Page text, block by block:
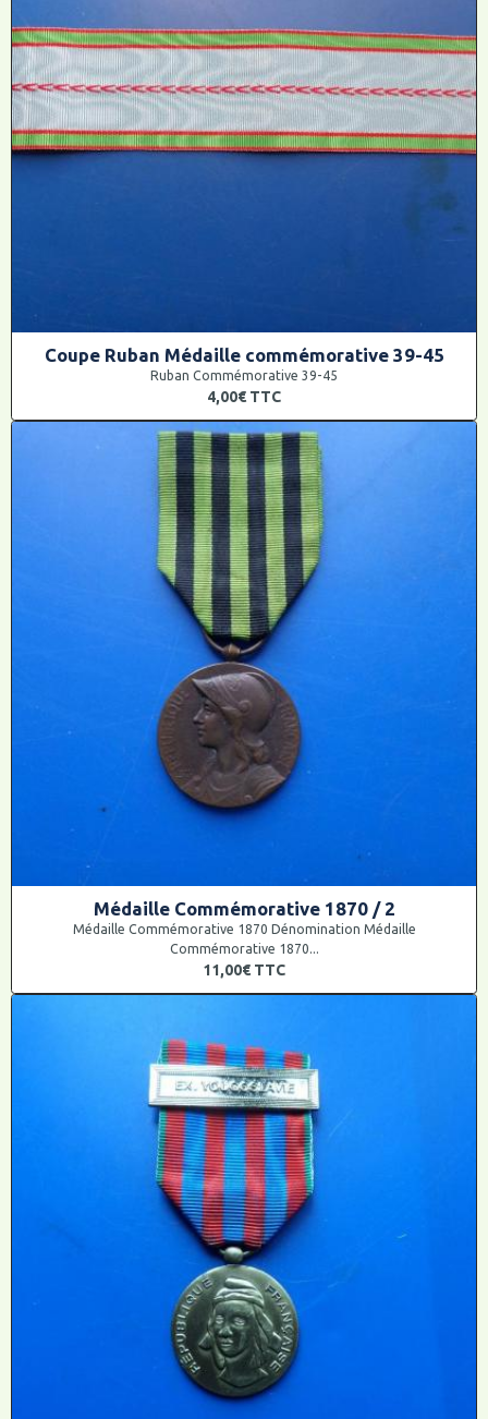
Coupe Ruban Médaille commémorative 39-45
Ruban Commémorative 39-45
4,00€ TTC
Médaille Commémorative 1870 / 2
Médaille Commémorative 1870 Dénomination Médaille
Commémorative 1870...
11,00€ TTC